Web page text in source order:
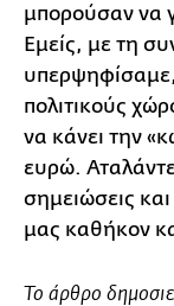
μπορούσαν να
Εμείς, με τη
πολιτικούς
να κάνει την
ευρώ.
σημειώσεις
μας καθήκον
To άρθρο